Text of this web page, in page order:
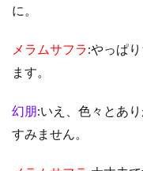
に。
メラムサフラ:やっぱ
ます。
幻朋:いえ、色々とあ
すみません。